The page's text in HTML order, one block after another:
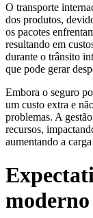
O transporte
dos produtos,
os pacotes
resultando em
durante o trânsito
que pode gerar
Embora o seguro
um custo extra e
problemas. A
recursos,
aumentando a
moderno